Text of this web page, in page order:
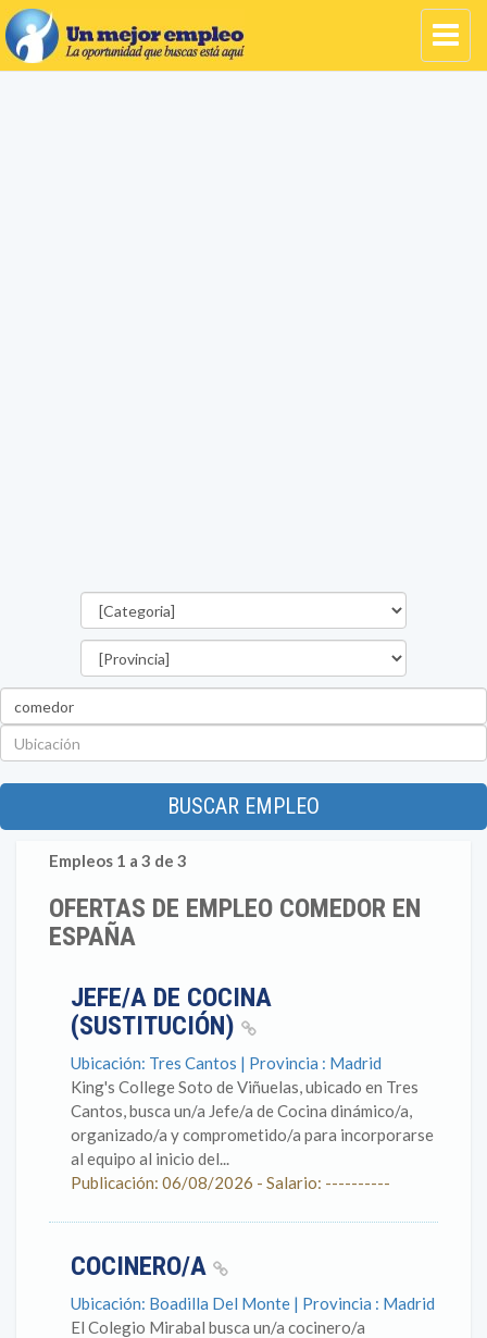
BUSCAR EMPLEO
Empleos 1 a 3 de 3
OFERTAS DE EMPLEO COMEDOR EN
ESPAÑA
JEFE/A DE COCINA
(SUSTITUCIÓN)
Ubicación: Tres Cantos | Provincia : Madrid
King's College Soto de Viñuelas, ubicado en Tres
Cantos, busca un/a Jefe/a de Cocina dinámico/a,
organizado/a y comprometido/a para incorporarse
al equipo al inicio del...
Publicación: 06/08/2026 - Salario: ----------
COCINERO/A
Ubicación: Boadilla Del Monte | Provincia : Madrid
El Colegio Mirabal busca un/a cocinero/a